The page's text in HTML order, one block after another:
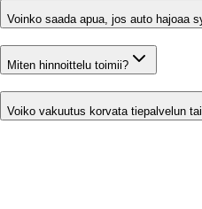
Voinko saada apua, jos auto hajoaa
Miten hinnoittelu toimii?
Voiko vakuutus korvata tiepalvelun